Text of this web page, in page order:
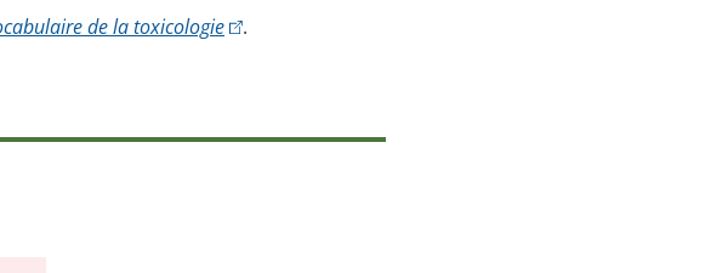
externe s'ouvrira dans une nouvelle fenêtre.)
de la toxicologie(Cet hyperlien externe s'ouvrira dans une nouvelle fenêtre.)
.